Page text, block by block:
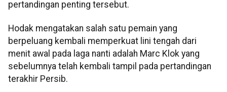
pertandingan penting tersebut.
Hodak mengatakan salah satu pemain yang
berpeluang kembali memperkuat lini tengah dari
menit awal pada laga nanti adalah Marc Klok yang
sebelumnya telah kembali tampil pada pertandingan
terakhir Persib.